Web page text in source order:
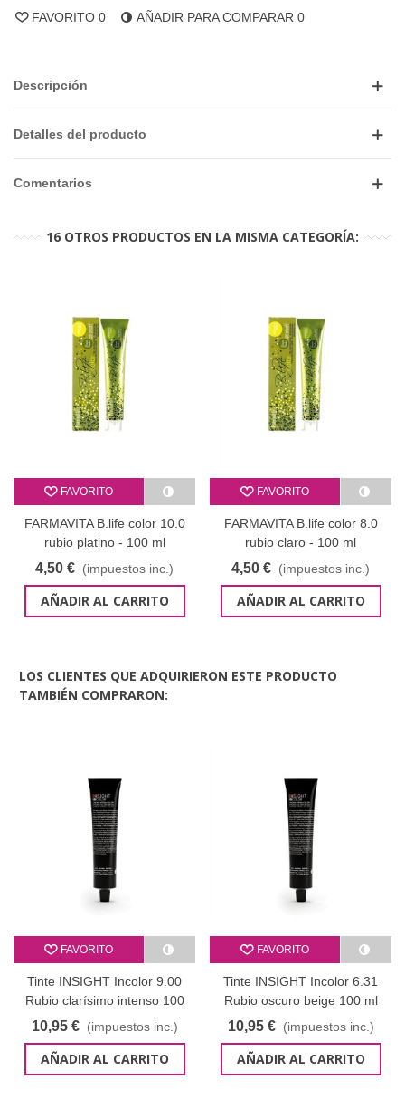
FAVORITO 0 AÑADIR PARA COMPARAR 0
Descripción
Detalles del producto
Comentarios
16 OTROS PRODUCTOS EN LA MISMA CATEGORÍA:
FAVORITO
FARMAVITA B.life color 10.0
rubio platino - 100 ml
4,50 € (impuestos inc.)
AÑADIR AL CARRITO
FAVORITO
FARMAVITA B.life color 8.0
rubio claro - 100 ml
4,50 € (impuestos inc.)
AÑADIR AL CARRITO
LOS CLIENTES QUE ADQUIRIERON ESTE PRODUCTO
TAMBIÉN COMPRARON:
FAVORITO
Tinte INSIGHT Incolor 9.00
Rubio clarísimo intenso 100
10,95 € (impuestos inc.)
AÑADIR AL CARRITO
FAVORITO
Tinte INSIGHT Incolor 6.31
Rubio oscuro beige 100 ml
10,95 € (impuestos inc.)
AÑADIR AL CARRITO